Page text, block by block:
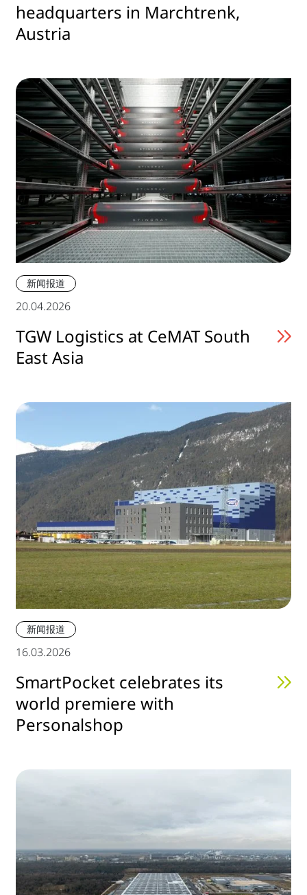
headquarters in Marchtrenk,
Austria
新闻报道
20.04.2026
TGW Logistics at CeMAT South
East Asia
新闻报道
16.03.2026
SmartPocket celebrates its
world premiere with
Personalshop